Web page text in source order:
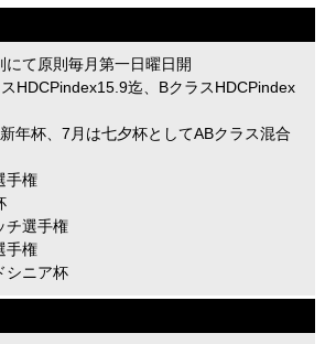
にて原則毎月第一日曜日開
スHDCPindex15.9迄、BクラスHDCPindex
年杯、7月は七夕杯としてABクラス混合
権
チ選手権
手権
シニア杯